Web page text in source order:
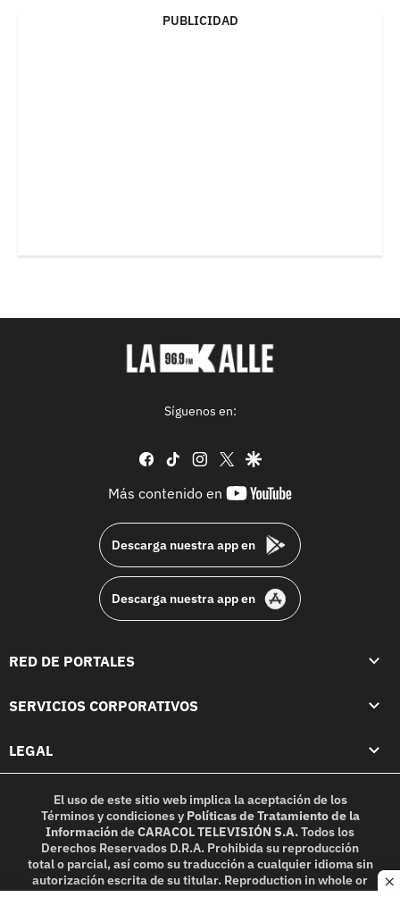
PUBLICIDAD
Síguenos en:
facebook
tiktok instagram
twittergoogle
Más contenido en
youtube-
Descarga nuestra app en
Descarga nuestra app en
RED DE PORTALES
SERVICIOS CORPORATIVOS
LEGAL
El uso de este sitio web implica la aceptación de los
Términos y condicionesy Políticas de Tratamiento de la
InformacióndeCARACOL TELEVISIÓN S.A.Todos los
Derechos Reservados D.R.A. Prohibida su reproducción
total o parcial, así como su traducción a cualquier idioma sin
autorización escrita de su titular. Reproduction in whole or